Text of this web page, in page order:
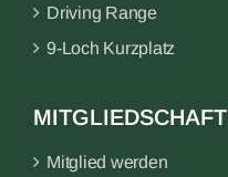
Driving Range
9-Loch Kurzplatz
MITGLIEDSCHAFT
Mitglied werden